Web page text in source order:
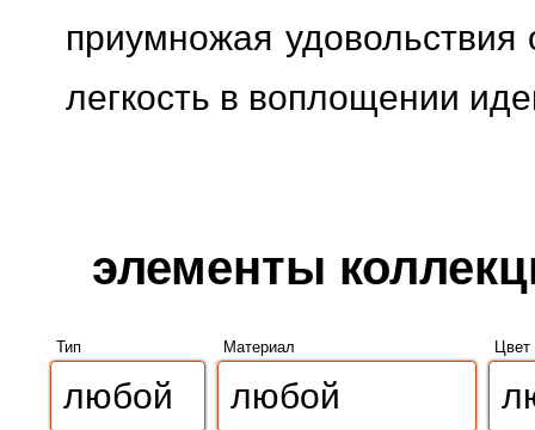
приумножая
легкость в воплощении
элементы
Тип Материал Цвет